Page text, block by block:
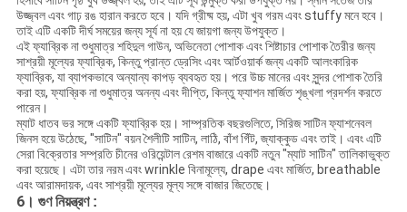
উজ্জ্বল এবং গাঢ় রঙ হারান করতে হবে। যদি গ্রীষ্ম হয়, এটা খুব গরম এবং stuffy মনে হবে।
তাই এটি একটি দীর্ঘ সময়ের জন্য সূর্য না হয় যে জায়গা জন্য উপযুক্ত।
এই ফ্যাব্রিক না শুধুমাত্র শহিদুল গাউন, অভিনেতা পোশাক এবং শিষ্টাচার পোশাক তৈরীর জন্য
সাশ্রয়ী মূল্যের ফ্যাব্রিক, কিন্তু প্রান্ত ড্রেসিং এবং আর্টওয়ার্ক জন্য একটি আলংকারিক
ফ্যাব্রিক, যা ব্যাপকভাবে অন্যান্য কাপড় ব্যবহৃত হয়। পরে উচ্চ মানের এবং সুন্দর পোশাক তৈরি
করা হয়, ফ্যাব্রিক না শুধুমাত্র অনন্য এবং দীপ্তি, কিন্তু ফ্যাশন মার্জিত শৃঙ্খলা প্রদর্শন করতে
পারেন।
ম্যাট ধাতব ভর সঙ্গে একটি ফ্যাব্রিক হয়। সাম্প্রতিক বছরগুলিতে, সিরিজ সাটিন ফ্যাশনেবল
জিনস হয়ে উঠেছে, "সাটিন" বয়ন শৈলীটি সাটিন, লাঠি, বাঁশ গিঁট, জ্যাক্কুড এবং তাই। এবং এটি
সেরা বিক্রেতার সম্প্রতি চীনের ওরিয়েন্টাল রেশম বাজারে একটি নতুন "ম্যাট সাটিন" তালিকাভুক্ত
করা হয়েছে। এটা তার নরম এবং wrinkle বিনামূল্যে, drape এবং মার্জিত, breathable
এবং আরামদায়ক, এবং সাশ্রয়ী মূল্যের মূল্য সঙ্গে বাজার জিতেছে।
6। গুণ নিয়ন্ত্রণ :